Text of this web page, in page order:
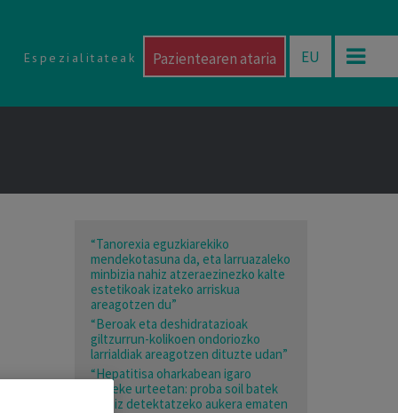
Espezialitateak Pazientearen ataria EU
“Tanorexia eguzkiarekiko
mendekotasuna da, eta larruazaleko
minbizia nahiz atzeraezinezko kalte
estetikoak izateko arriskua
areagotzen du”
“Beroak eta deshidratazioak
giltzurrun-kolikoen ondoriozko
larrialdiak areagotzen dituzte udan”
“Hepatitisa oharkabean igaro
daiteke urteetan: proba soil batek
garaiz detektatzeko aukera ematen